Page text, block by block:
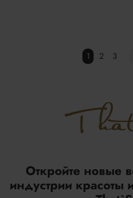
1 2 3
Откройте новые
индустрии красоты